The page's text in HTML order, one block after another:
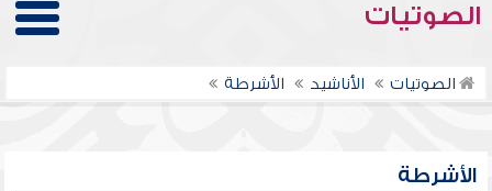
الصوتيات
الصوتيات الأناشيد الأشرطة
الأشرطة